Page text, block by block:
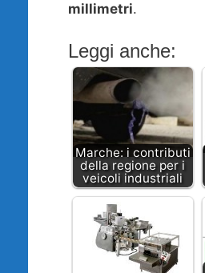
millimetri.
Leggi anche:
Marche: i contributi
della regione per i
veicoli industriali